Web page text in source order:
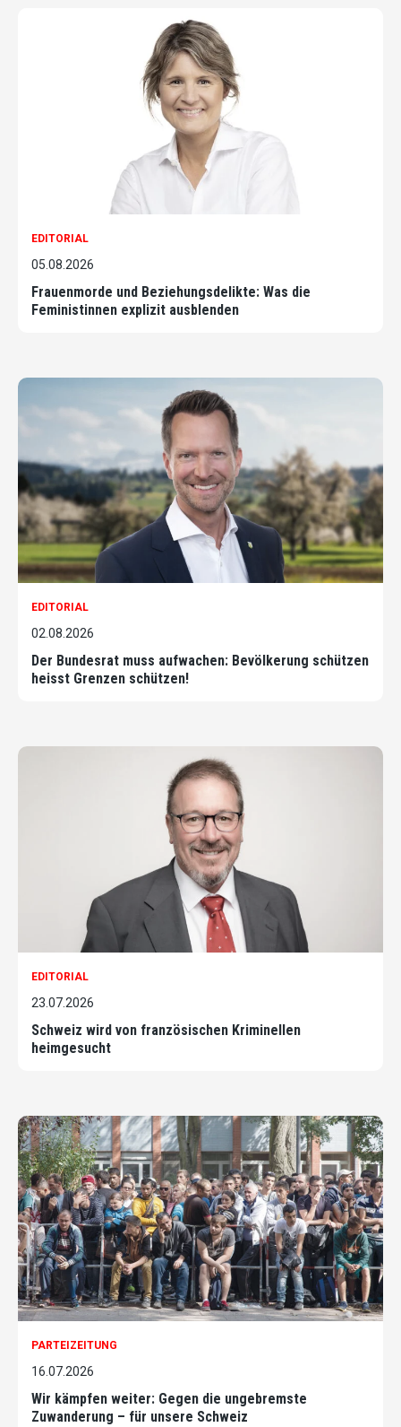
EDITORIAL
05.08.2026
Frauenmorde und Beziehungsdelikte: Was die
Feministinnen explizit ausblenden
EDITORIAL
02.08.2026
Der Bundesrat muss aufwachen: Bevölkerung schützen
heisst Grenzen schützen!
EDITORIAL
23.07.2026
Schweiz wird von französischen Kriminellen
heimgesucht
PARTEIZEITUNG
16.07.2026
Wir kämpfen weiter: Gegen die ungebremste
Zuwanderung – für unsere Schweiz